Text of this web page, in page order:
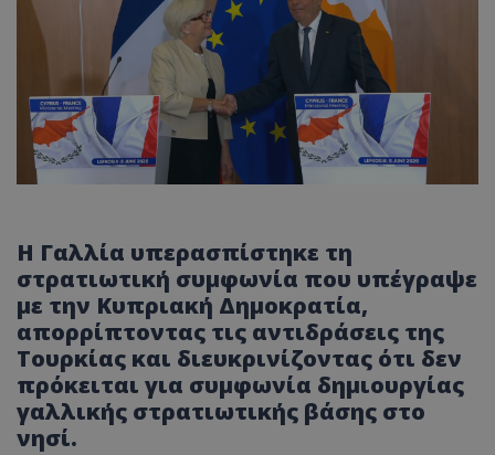
Η Γαλλία υπερασπίστηκε τη
στρατιωτική συμφωνία που υπέγραψε
με την Κυπριακή Δημοκρατία,
απορρίπτοντας τις αντιδράσεις της
Τουρκίας και διευκρινίζοντας ότι δεν
πρόκειται για συμφωνία δημιουργίας
γαλλικής στρατιωτικής βάσης στο
νησί.